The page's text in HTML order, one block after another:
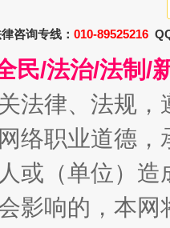
一
咨询专线： 010-89525216
民/法治/法制/
法律、法规
络职业道德
或（单位）
影响的，本